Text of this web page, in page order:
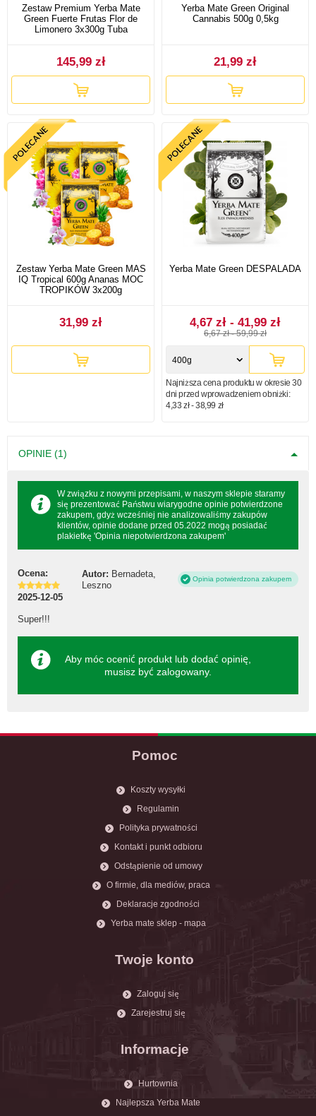
Zestaw Premium Yerba Mate
Green Fuerte Frutas Flor de
Limonero 3x300g Tuba
145,99 zł
Yerba Mate Green Original
Cannabis 500g 0,5kg
21,99 zł
Zestaw Yerba Mate Green MAS
IQ Tropical 600g Ananas MOC
TROPIKÓW 3x200g
31,99 zł
Yerba Mate Green DESPALADA
4,67 zł - 41,99 zł
6,67 zł-59,99 zł
400g
Najniższa cena produktu w okresie 30
dni przed wprowadzeniem obniżki:
4,33 zł - 38,99 zł
OPINIE (1)
W związku z nowymi przepisami, w naszym sklepie staramy
się prezentować Państwu wiarygodne opinie potwierdzone
zakupem, gdyż wcześniej nie analizowaliśmy zakupów
klientów, opinie dodane przed 05.2022 mogą posiadać
plakietkę 'Opinia niepotwierdzona zakupem'
Ocena: Autor: Bernadeta,
Leszno
Opinia potwierdzona zakupem
2025-12-05
Super!!!
Aby móc ocenić produkt lub dodać opinię,
musisz być zalogowany.
Pomoc
Koszty wysyłki
Regulamin
Polityka prywatności
Kontakt i punkt odbioru
Odstąpienie od umowy
O firmie, dla mediów, praca
Deklaracje zgodności
Yerba mate sklep - mapa
Twoje konto
Zaloguj się
Zarejestruj się
Informacje
Hurtownia
Najlepsza Yerba Mate